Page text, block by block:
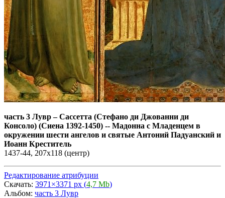
часть 3 Лувр–Сассетта (Стефано ди Джованни ди
Консоло) (Сиена 1392-1450) -- Мадонна с Младенцем в
окружении шести ангелов и святые Антоний Падуанский и
Иоанн Креститель
1437-44, 207х118 (центр)
Редактирование атрибуции
Скачать: 3971×3371 px (4,7 Mb)
Альбом: часть 3 Лувр